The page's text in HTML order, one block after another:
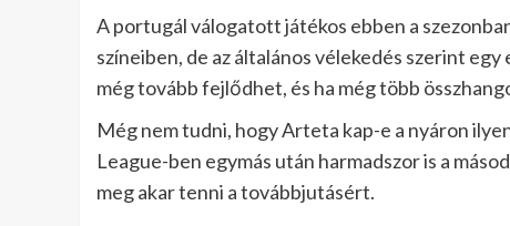
A portugál válogatott játékos ebben a
színeiben, de az általános vélekedés szerint
még tovább fejlődhet, és ha még több
Még nem tudni, hogy Arteta kap-e a nyáron
League-ben egymás után harmadszor is a
meg akar tenni a továbbjutásért.